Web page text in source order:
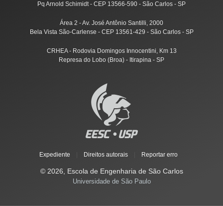
Pq Arnold Schimidt - CEP 13566-590 - São Carlos - SP
Área 2 - Av. José Antônio Santilli, 2000
Bela Vista São-Carlense - CEP 13561-429 - São Carlos - SP
CRHEA - Rodovia Domingos Innocentini, Km 13
Represa do Lobo (Broa) - Itirapina - SP
Expediente Direitos autorais Reportar erro
© 2026, Escola de Engenharia de São Carlos
Universidade de São Paulo